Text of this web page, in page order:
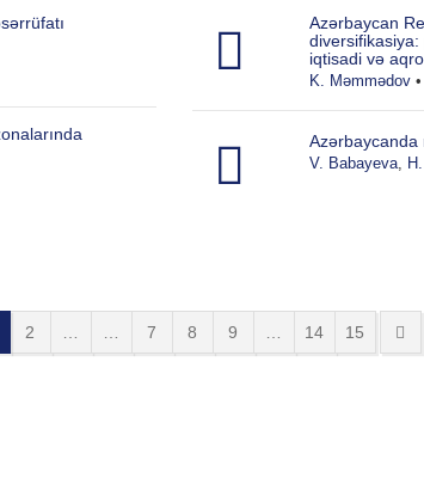
Azərbaycan
diversifikasiya:
iqtisadi və
K. Məmmədov•
Azərbaycanda
V. Babayeva,
2 7 8 9 14 15